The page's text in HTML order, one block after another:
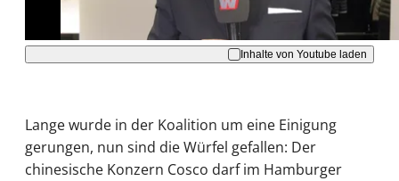
Inhalte von Youtube laden
Lange wurde in der Koalition um eine Einigung
gerungen, nun sind die Würfel gefallen: Der
chinesische Konzern Cosco darf im Hamburger